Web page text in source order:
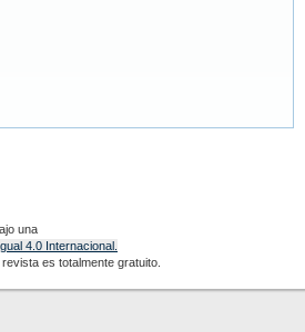
una
4.0 Internacional.
es totalmente gratuito.